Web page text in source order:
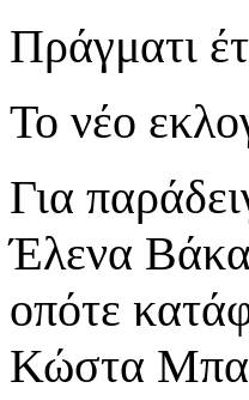
Πράγματι
Το νέο
Για
Έλενα
οπότε
Κώστα